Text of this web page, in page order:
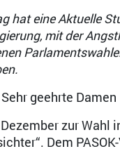
hat eine Aktuelle
mit der
geehrte
zur
Dem